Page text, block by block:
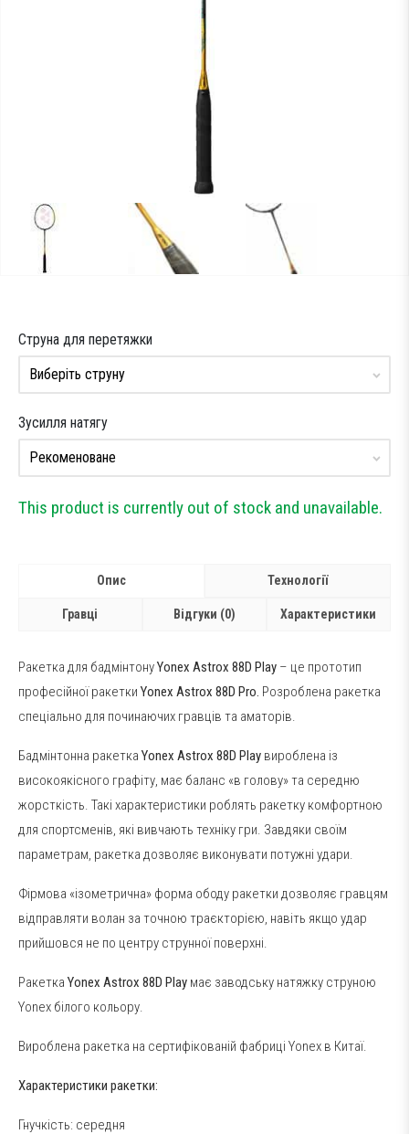
Струна для перетяжки
Зусилля натягу
This product is currently out of stock and unavailable.
Опис Технології
Гравці Відгуки (0) Характеристики
Ракетка для бадмінтонуYonex Astrox 88D Play – це прототип
професійної ракетки Yonex Astrox 88D Pro. Розроблена ракетка
спеціально для починаючих гравців та аматорів.
Бадмінтонна ракетка Yonex Astrox 88D Play вироблена із
високоякісного графіту, має баланс «в голову» та середню
жорсткість. Такі характеристики роблять ракетку комфортною
для спортсменів, які вивчають техніку гри. Завдяки своїм
параметрам, ракетка дозволяє виконувати потужні удари.
Фірмова «ізометрична» форма ободу ракетки дозволяє гравцям
відправляти волан за точною траєкторією, навіть якщо удар
прийшовся не по центру струнної поверхні.
Ракетка Yonex Astrox 88D Play має заводську натяжку струною
Yonex білого кольору.
Вироблена ракетка на сертифікованій фабриці Yonex в Китаї.
Характеристики ракетки:
Гнучкість: середня